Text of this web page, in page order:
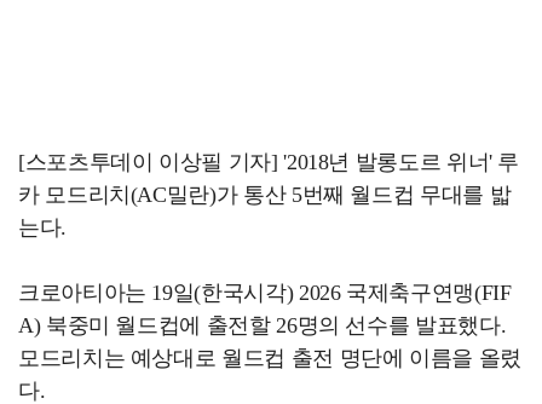
[스포츠투데이 이상필 기자] '2018년 발롱도르 위너' 루
카 모드리치(AC밀란)가 통산 5번째 월드컵 무대를 밟
는다.
크로아티아는 19일(한국시각) 2026 국제축구연맹(FIF
A) 북중미 월드컵에 출전할 26명의 선수를 발표했다.
모드리치는 예상대로 월드컵 출전 명단에 이름을 올렸
다.